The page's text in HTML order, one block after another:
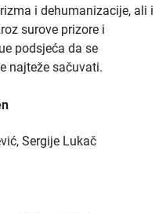
i dehumanizacije, ali i
surove prizore i
podsjeća da se
najteže sačuvati.
Sergije Lukač